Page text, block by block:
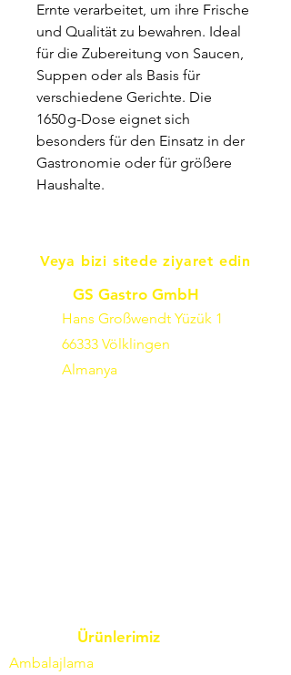
Ernte verarbeitet, um ihre Frische
und Qualität zu bewahren. Ideal
für die Zubereitung von Saucen,
Suppen oder als Basis für
verschiedene Gerichte. Die
1650 g-Dose eignet sich
besonders für den Einsatz in der
Gastronomie oder für größere
Haushalte.
Veya bizi sitede ziyaret edin
GS Gastro GmbH
Hans Großwendt Yüzük 1
66333 Völklingen
Almanya
Ürünlerimiz
Ambalajlama